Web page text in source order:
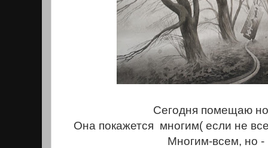
Сегодня помещаю
Она покажется многим( если не
Многим-всем, но -